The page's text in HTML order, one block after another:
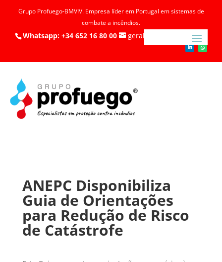
Grupo Profuego-BMVIV. Empresa líder em Portugal em sistemas de
combate a incêndios.
Whatsapp: +34 652 16 80 00 geral@profuego.pt
ANEPC Disponibiliza
Guia de Orientações
para Redução de Risco
de Catástrofe